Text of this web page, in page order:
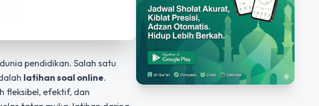
pendidikan. Salah satu
latihan soal online.
fleksibel, efektif, dan